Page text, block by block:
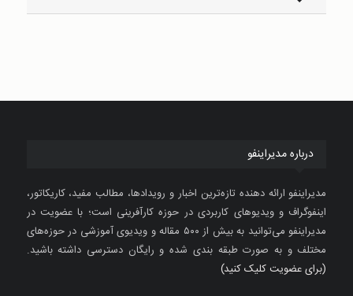
درباره مدیراینفو
مدیراینفو ارائه دهنده تازه‌ترین اخبار و رویدادها، مطالب مفید، کاریکاتور،
اینفوگراف و ویدیوهای کاربردی در حوزه کارآفرینی است؛ با عضویت در
مدیراینفو می‌توانید به بیش از ۵۰۰ مقاله و ویدیوی آموزشی در حوزه‌های
مختلف و به صورت طبقه بندی شده و رایگان دسترسی داشته باشید.
(برای عضویت کلیک کنید)